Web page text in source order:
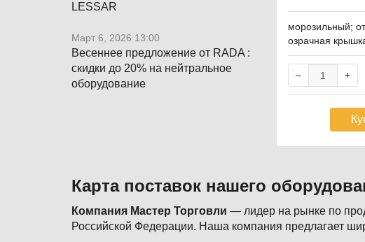
морозильный;
озрачная
LESSAR
Март 6, 2026 13:00
Весеннее предложение от RADA :
скидки до 20% на нейтральное
оборудование
Карта поставок нашего
Компания Мастер Торговли — лидер на рынке по
Российской Федерации. Наша компания предлагает